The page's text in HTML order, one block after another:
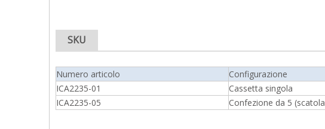
SKU
Numero articolo Configurazione
ICA2235-01
Cassetta singola
ICA2235-05
Confezione da 5